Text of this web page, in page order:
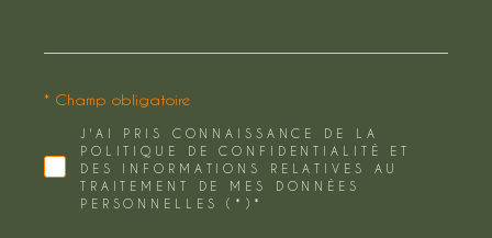
J'AI PRIS CONNAISSANCE DE LA
POLITIQUE DE CONFIDENTIALITÉ ET
DES INFORMATIONS RELATIVES AU
TRAITEMENT DE MES DONNÉES
PERSONNELLES (*)*
* Champ obligatoire